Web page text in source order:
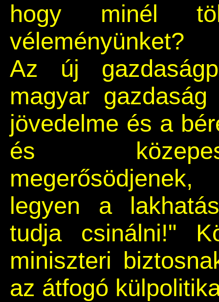
hogy minél
véleményünket?
Az új
magyar
jövedelme és a
és
legyen a
tudja csinálni!"
miniszteri
az átfogó